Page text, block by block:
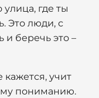
улица, где ты
Это люди, с
беречь это –
кажется, учит
пониманию.